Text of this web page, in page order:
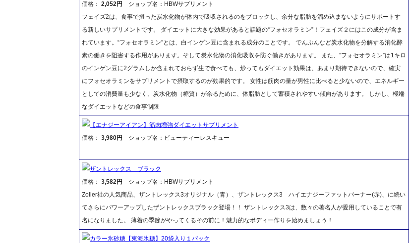
価格： 2,052円
ショップ名：HBWサプリメント
フェイズ2は、食事で摂った炭水化物が体内で吸収されるのをブロックし、余分な脂肪を溜め込まないようにサポートす
る新しいサプリメントです。 ダイエットに大きな効果があると話題の“フォセオラミン”！フェイズ２にはこの成分が含ま
れています。“フォセオラミン”とは、白インゲン豆に含まれる成分のことです。 でんぷんなど炭水化物を分解する消化酵
素の働きを阻害する作用があります。そして炭水化物の消化吸収を防ぐ働きがあります。 また、“フォセオラミン”は1キロ
のインゲン豆に2グラムしか含まれておらず生で食べても、炒ってもダイエット効果は、あまり期待できないので、確実
にフォセオラミンをサプリメントで摂取するのが効果的です。 女性は筋肉の量が男性に比べると少ないので、エネルギー
としての消費量も少なく、炭水化物（糖質）が余るために、体脂肪として蓄積されやすい傾向があります。 しかし、極端
なダイエットなどの食事制限
【エナジーアイアン】筋肉増強ダイエットサプリメント
価格： 3,980円 ショップ名：ビューティーレスキュー
ザントレックス ブラック
価格： 3,582円
ショップ名：HBWサプリメント
Zoller社の人気商品、ザントレックス3オリジナル（青）、ザントレックス3 ハイエナジーファットバーナー(赤)、に続い
てさらにパワーアップしたザントレックスブラック登場！！ ザントレックス3は、数々の著名人が愛用していることで有
名になりました。 薄着の季節がやってくるその前に！魅力的なボディー作りを始めましょう！
カラー氷砂糖【東海氷糖】20袋入り１パック